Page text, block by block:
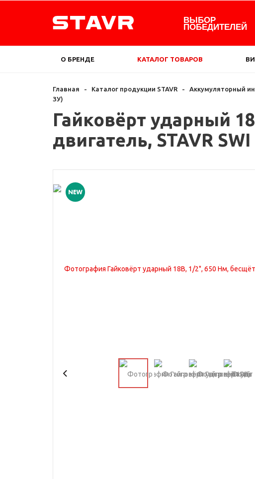
ВЫБОР
ПОБЕДИТЕЛЕЙ
О БРЕНДЕ КАТАЛОГ ТОВАРОВ
Главная - Каталог продукции STAVR - Аккумуляторный
ЗУ)
Гайковёрт ударный
двигатель, STAVR